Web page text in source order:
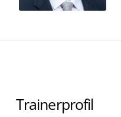
Trainerprofil